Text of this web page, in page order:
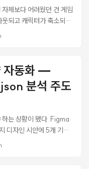
체보다 어려웠던 건 게임
되고 캐릭터가 축소되고
면 이 모든 게 원래대로
글에서는 미니게임 모드
원인과 해결을 정리한다.
드는 임시 상태다. 잠깐
다. 이게 간단해 보이는
자동화 —
분석 주도
하는 상황이 됐다. Figma
디자인 시안에 5개 기능
말이 안 된다. 그래서